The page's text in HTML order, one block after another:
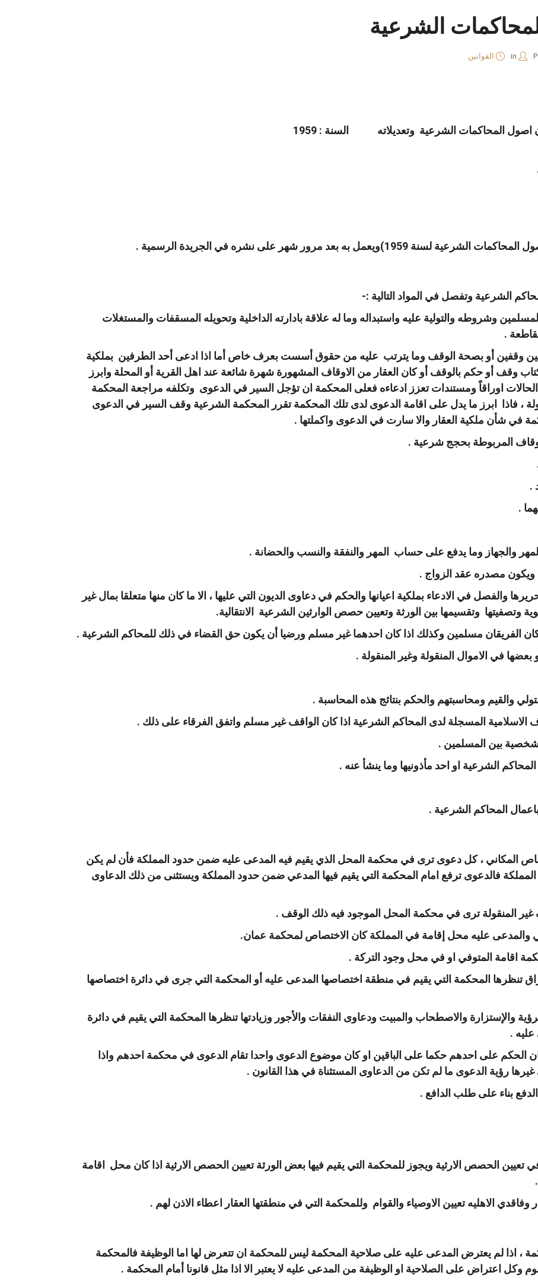
الشرعية
in القوانين
به بعد مرور شهر على نشره في الجريدة الرسمية .
الشرعية وتفصل في المواد التالية :-
وشروطه والتولية عليه واستبداله وما له علاقة بادارته الداخلية وتحويله المسقفات والمستغلات
.
بين وقفين أو بصحة الوقف وما يترتب عليه من حقوق أسست بعرف خاص أما اذا ادعى أحد الطرفين بملكية
كتاب وقف أو حكم بالوقف أو كان العقار من الاوقاف المشهورة شهرة شائعة عند اهل القرية أو المحلة وابرز
اوراقاً ومستندات تعزز ادعاءه فعلى المحكمة ان تؤجل السير في الدعوى وتكلفه مراجعة المحكمة
، فاذا ابرز ما يدل على اقامة الدعوى لدى تلك المحكمة تقرر المحكمة الشرعية وقف السير في الدعوى
في شأن ملكية العقار والا سارت في الدعوى واكملتها .
والفصل في الادعاء بملكية اعيانها والحكم في دعاوى الديون التي عليها ، الا ما كان منها متعلقا بمال غير
وتصفيتها وتقسيمها بين الورثة وتعيين حصص الوارثين الشرعية الانتقالية.
المكاني ، كل دعوى ترى في محكمة المحل الذي يقيم فيه المدعى عليه ضمن حدود المملكة فأن لم يكن
فالدعوى ترفع امام المحكمة التي يقيم فيها المدعي ضمن حدود المملكة ويستثنى من ذلك الدعاوى
تنظرها المحكمة التي يقيم في منطقة اختصاصها المدعى عليه أو المحكمة التي جرى في دائرة اختصاصها
والإستزارة والاصطحاب والمبيت ودعاوى النفقات والأجور وزيادتها تنظرها المحكمة التي يقيم في دائرة
.
الحكم على احدهم حكما على الباقين او كان موضوع الدعوى واحدا تقام الدعوى في محكمة احدهم واذا
رؤية الدعوى ما لم تكن من الدعاوى المستثناة في هذا القانون .
تعيين الحصص الارثية ويجوز للمحكمة التي يقيم فيها بعض الورثة تعيين الحصص الارثية اذا كان محل اقامة
، اذا لم يعترض المدعى عليه على صلاحية المحكمة ليس للمحكمة ان تتعرض لها اما الوظيفة فالمحكمة
وكل اعتراض على الصلاحية او الوظيفة من المدعى عليه لا يعتبر الا اذا مثل قانونا أمام المحكمة .